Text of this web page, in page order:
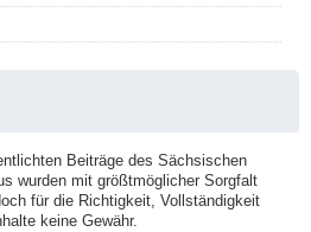
Beiträge des Sächsischen
wurden mit größtmöglicher Sorgfalt
für die Richtigkeit, Vollständigkeit
keine Gewähr.